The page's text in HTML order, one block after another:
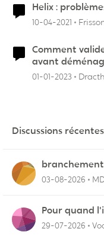
Helix :
10-04-2021
Comment
avant
la clientèl
01-01-2023
Discussions récentes
03-08-2026
Pour quand
29-07-2026